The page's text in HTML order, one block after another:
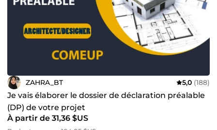
ZAHRA_BT 5,0 (188)
Je vais élaborer le dossier de déclaration préalable
(DP) de votre projet
À partir de 31,36 $US